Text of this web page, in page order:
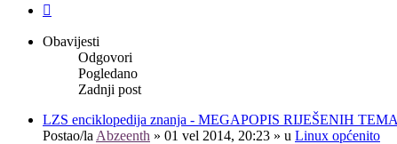
Obavijesti
Odgovori
Pogledano
Zadnji post
LZS enciklopedija znanja - MEGAPOPIS RIJEŠENIH TEMA
Postao/la Abzeenth » 01 vel 2014, 20:23 » u Linux općenito